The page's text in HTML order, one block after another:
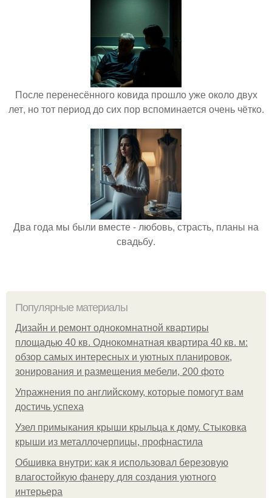
После перенесённого ковида прошло уже около двух
лет, но тот период до сих пор вспоминается очень чётко.
Два года мы были вместе - любовь, страсть, планы на
свадьбу.
Популярные материалы
Дизайн и ремонт однокомнатной квартиры
площадью 40 кв. Однокомнатная квартира 40 кв. м:
обзор самых интересных и уютных планировок,
зонирования и размещения мебели, 200 фото
Упражнения по английскому, которые помогут вам
достичь успеха
Узел примыкания крыши крыльца к дому. Стыковка
крыши из металлочерпицы, профнастила
Обшивка внутри: как я использовал березовую
влагостойкую фанеру для создания уютного
интерьера